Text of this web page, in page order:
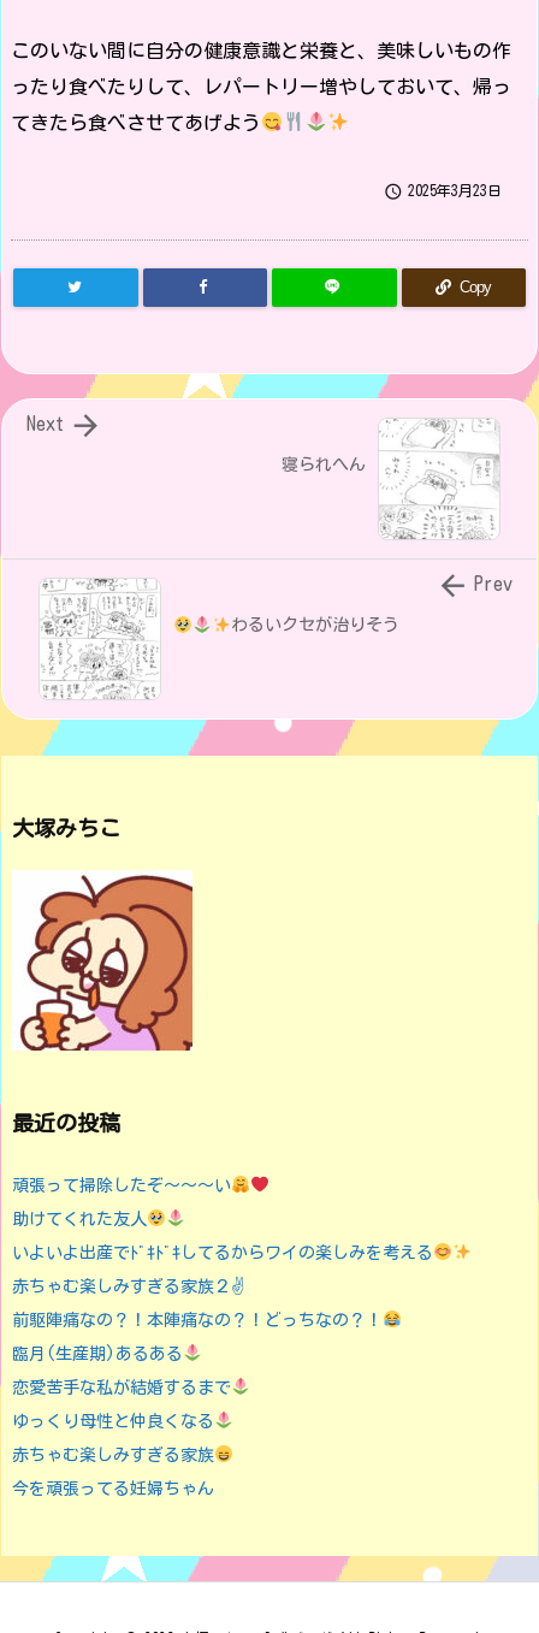
このいない間に自分の健康意識と栄養と、美味しいもの作
ったり食べたりして、レパートリー増やしておいて、帰っ
てきたら食べさせてあげよう
 2025年3月23日
Copy
寝られへん

Next
わるいクセが治りそう
 Prev
大塚みちこ
最近の投稿
頑張って掃除したぞ〜〜〜い
助けてくれた友人
いよいよ出産でﾄﾞｷﾄﾞｷしてるからワイの楽しみを考える
赤ちゃむ楽しみすぎる家族２✌️
前駆陣痛なの？！本陣痛なの？！どっちなの？！
臨月(生産期)あるある
恋愛苦手な私が結婚するまで
ゆっくり母性と仲良くなる
赤ちゃむ楽しみすぎる家族
今を頑張ってる妊婦ちゃん